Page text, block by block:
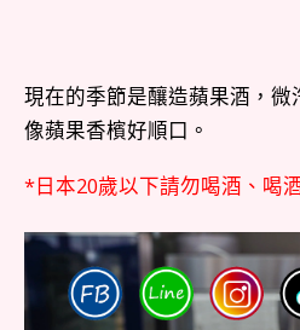
現在的季節是釀造蘋果酒，
像蘋果香檳好順口。
*日本20歲以下請勿喝酒、喝